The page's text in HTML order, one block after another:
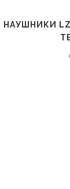
НАУШНИКИ